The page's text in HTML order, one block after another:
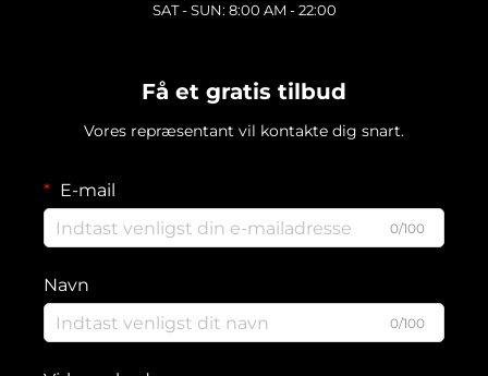
SAT - SUN: 8:00 AM - 22:00
Få et gratis tilbud
Vores repræsentant vil kontakte dig snart.
E-mail
0/100
Navn
0/100